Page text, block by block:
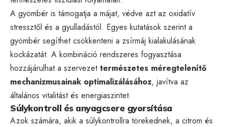
A gyömbér is támogatja a májat, védve azt az oxidatív
stressztől és a gyulladástól. Egyes kutatások szerint a
gyömbér segíthet csökkenteni a zsírmáj kialakulásának
kockázatát. A kombináció rendszeres fogyasztása
hozzájárulhat a szervezettermészetes méregtelenítő
mechanizmusainak optimalizálásához, javítva az
általános vitalitást és energiaszintet.
Súlykontroll és anyagcsere gyorsítása
Azok számára, akik a súlykontrollra törekednek, a citrom és